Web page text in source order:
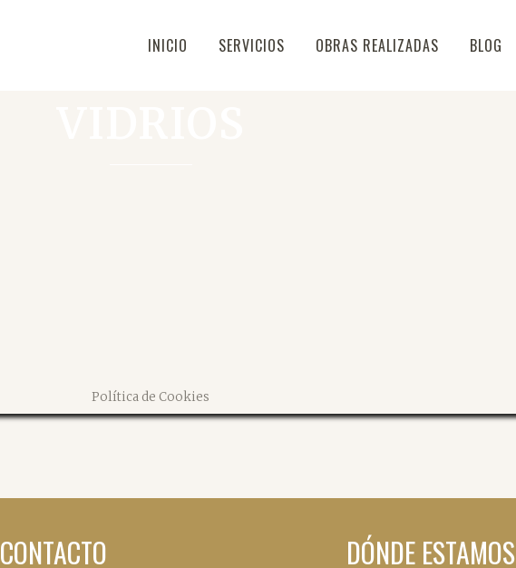
INICIO SERVICIOS OBRAS REALIZADAS BLOG
CONTACTO DÓNDE ESTAMOS
Política de Cookies